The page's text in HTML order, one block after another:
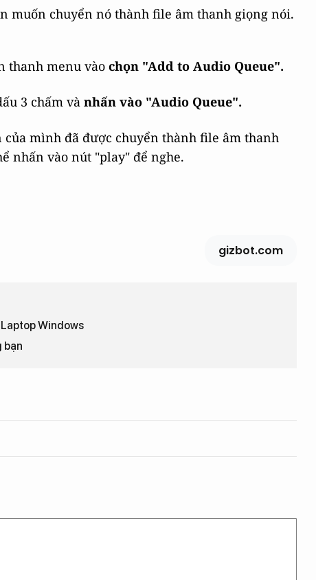
muốn chuyển nó thành file âm thanh giọng nói.
thanh menu vào chọn "Add to Audio Queue".
3 chấm và nhấn vào "Audio Queue".
của mình đã được chuyển thành file âm thanh
nhấn vào nút "play" để nghe.
gizbot.com
Windows
bạn